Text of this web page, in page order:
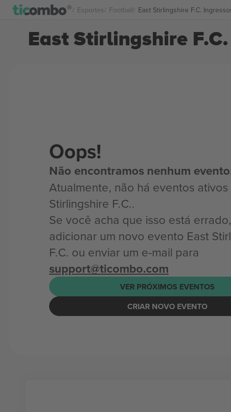
Esportes Football East Stirlingshire F.C.
East Stirlingshire
Oops!
Não encontramos nenhum
Atualmente, não há eventos
Stirlingshire F.C..
Se você acha que isso está
adicionar um novo evento East
F.C. ou enviar um e-mail para
support@ticombo.com
VER PRÓXIMOS EVENTOS
CRIAR NOVO EVENTO